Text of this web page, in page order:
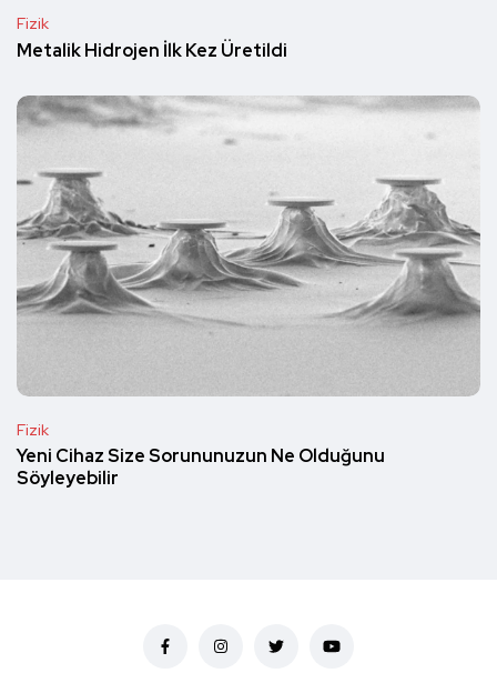
Fizik
Metalik Hidrojen İlk Kez Üretildi
Fizik
Yeni Cihaz Size Sorununuzun Ne Olduğunu
Söyleyebilir